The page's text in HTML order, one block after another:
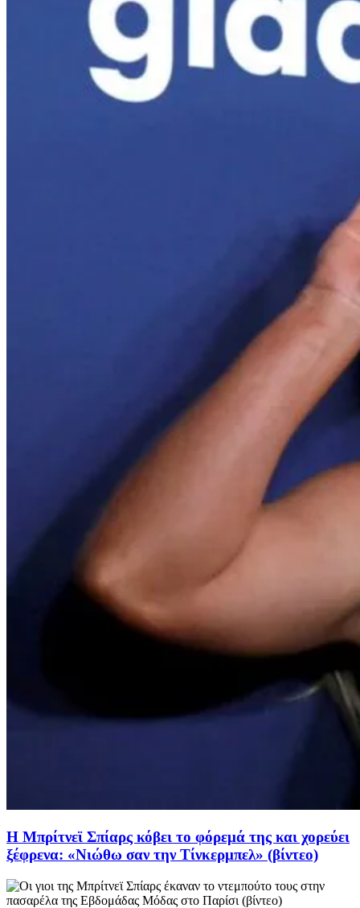
Η Μπρίτνεϊ Σπίαρς κόβει το φόρεμά της και χορεύει
ξέφρενα: «Νιώθω σαν την Τίνκερμπελ» (βίντεο)